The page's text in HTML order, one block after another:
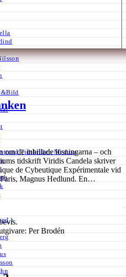
Tidskriften Medusa
om de inbillade lösningarna – och
tidskrift Viridis Candela skriver
de Cybeutique Expérimentale vid
Magnus Hedlund. En…
Per Brodén